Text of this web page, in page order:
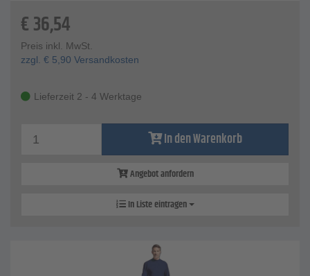
€36,54
Preis inkl. MwSt.
zzgl. € 5,90 Versandkosten
Lieferzeit 2 - 4 Werktage
In den Warenkorb
Angebot anfordern
In Liste eintragen